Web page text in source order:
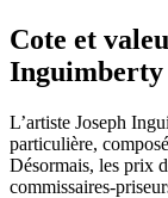
Cote et
Inguimberty
L’artiste Joseph
particulière,
Désormais, les prix
commissaires-